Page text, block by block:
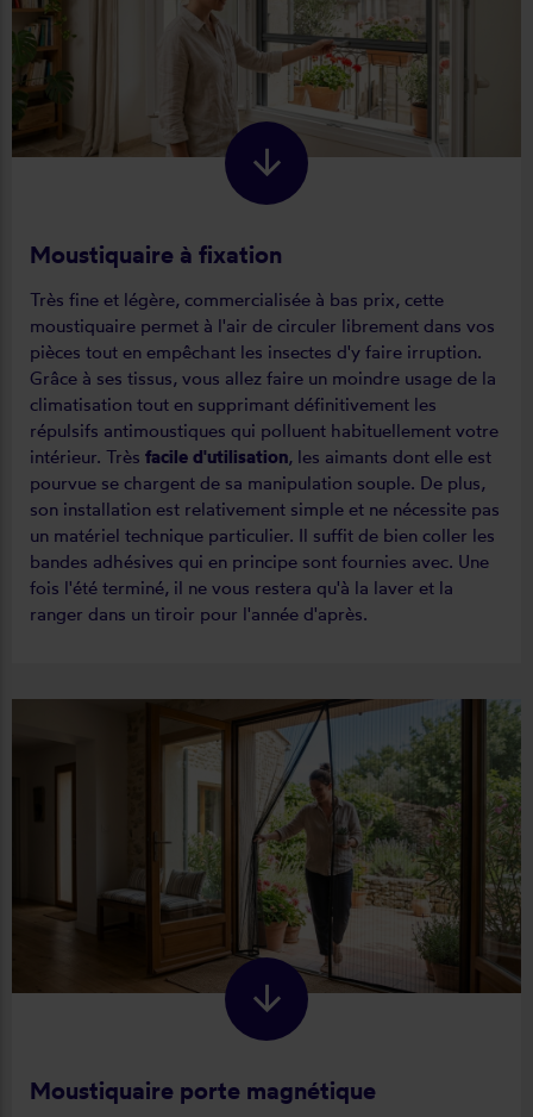
Moustiquaire à fixation
Très fine et légère, commercialisée à bas prix, cette
moustiquaire permet à l'air de circuler librement dans vos
pièces tout en empêchant les insectes d'y faire irruption.
Grâce à ses tissus, vous allez faire un moindre usage de la
climatisation tout en supprimant définitivement les
répulsifs antimoustiques qui polluent habituellement votre
intérieur. Très facile d'utilisation, les aimants dont elle est
pourvue se chargent de sa manipulation souple. De plus,
son installation est relativement simple et ne nécessite pas
un matériel technique particulier. Il suffit de bien coller les
bandes adhésives qui en principe sont fournies avec. Une
fois l'été terminé, il ne vous restera qu'à la laver et la
ranger dans un tiroir pour l'année d'après.
Moustiquaire porte magnétique